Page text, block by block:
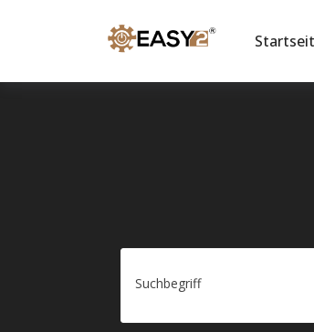
Suchbegriff